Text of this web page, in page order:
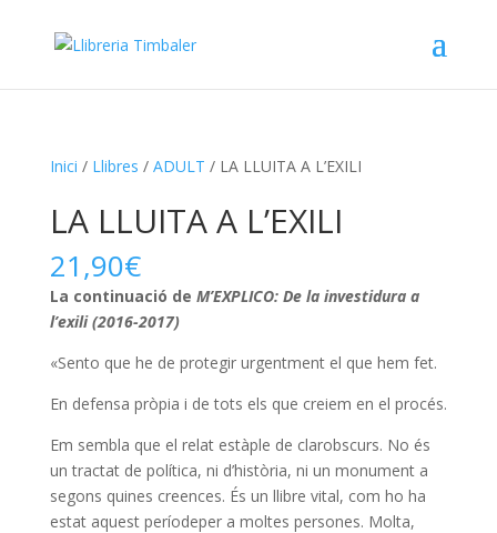
Inici / Llibres / ADULT / LA LLUITA A L’EXILI
LA LLUITA A L’EXILI
21,90€
La continuació de M’EXPLICO: De la investidura a
l’exili (2016-2017)
«Sento que he de protegir urgentment el que hem fet.
En defensa pròpia i de tots els que creiem en el procés.
Em sembla que el relat estàple de clarobscurs. No és
un tractat de política, ni d’història, ni un monument a
segons quines creences. És un llibre vital, com ho ha
estat aquest períodeper a moltes persones. Molta,